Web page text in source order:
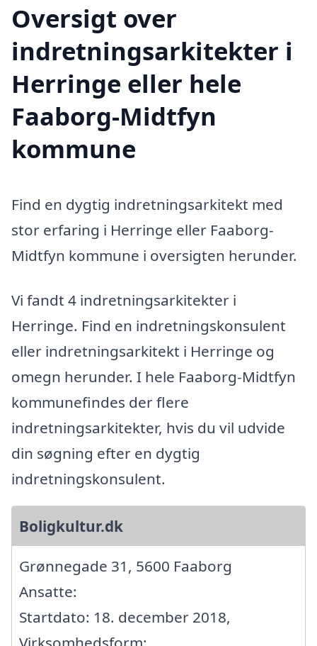
Oversigt over
indretningsarkitekter i
Herringe eller hele
Faaborg-Midtfyn
kommune
Find en dygtig indretningsarkitekt med
stor erfaring i Herringe eller Faaborg-
Midtfyn kommune i oversigten herunder.
Vi fandt 4 indretningsarkitekter i
Herringe. Find en indretningskonsulent
eller indretningsarkitekt i Herringe og
omegn herunder. I hele Faaborg-Midtfyn
kommunefindes der flere
indretningsarkitekter, hvis du vil udvide
din søgning efter en dygtig
indretningskonsulent.
Boligkultur.dk
Grønnegade 31, 5600 Faaborg
Ansatte:
Startdato: 18. december 2018,